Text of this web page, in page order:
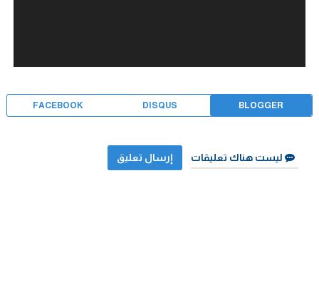
BLOGGER
DISQUS
FACEBOOK
ليست هناك تعليقات إرسال تعليق